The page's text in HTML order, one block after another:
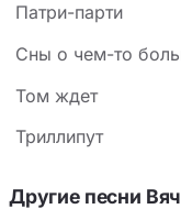
Патри-парти
Сны о чем-то
Том ждет
Триллипут
Другие песни